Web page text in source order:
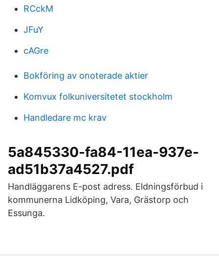
RCckM
JFuY
cAGre
Bokföring av onoterade aktier
Komvux folkuniversitetet stockholm
Handledare mc krav
5a845330-fa84-11ea-937e-
ad51b37a4527.pdf
Handläggarens E-post adress. Eldningsförbud i
kommunerna Lidköping, Vara, Grästorp och
Essunga.